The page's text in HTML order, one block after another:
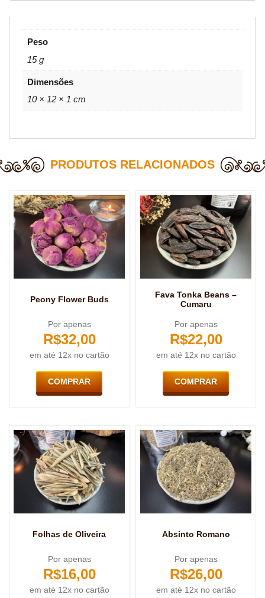
Peso
15 g
Dimensões
10 × 12 × 1 cm
PRODUTOS RELACIONADOS
Peony Flower Buds
Por apenas
R$32,00
em até 12x no cartão
COMPRAR
Fava Tonka Beans –
Cumaru
Por apenas
R$22,00
em até 12x no cartão
COMPRAR
Folhas de Oliveira
Por apenas
R$16,00
em até 12x no cartão
Absinto Romano
Por apenas
R$26,00
em até 12x no cartão